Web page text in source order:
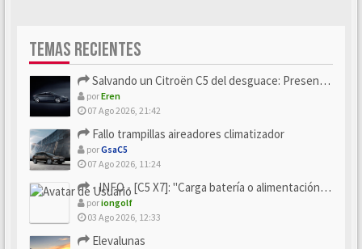
TEMAS RECIENTES
Salvando un Citroën C5 del desguace: Presentación y seguimiento
porEren
07 Ago 2026, 21:42
Fallo trampillas aireadores climatizador
porGsaC5
07 Ago 2026, 11:24
- INFO - [C5 X7]: "Carga batería o alimentación eléctri...
poriongolf
03 Ago 2026, 12:33
Elevalunas